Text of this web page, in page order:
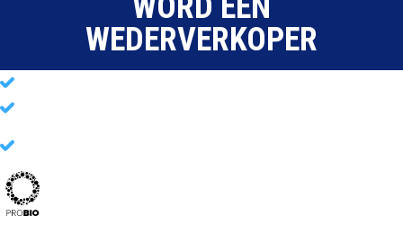
WEDERVERKOPER